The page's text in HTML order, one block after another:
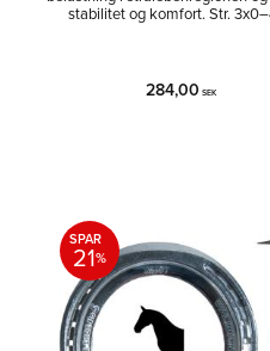
stabilitet og komfort. Str.
284,00 SEK
SPAR
21%